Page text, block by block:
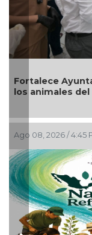
animales del
08, 2026 / 4:45 PM